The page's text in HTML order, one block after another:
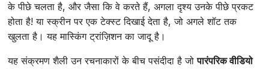
के पीछे चलता है, और जैसा कि वे करते हैं, अगला दृश्य उनके पीछे प्रकट
होता है! या स्क्रीन पर एक टेक्स्ट दिखाई देता है, जो अगले शॉट तक
खुलता है। यह मास्किंग ट्रांज़िशन का जादू है।
यह संक्रमण शैली उन रचनाकारों के बीच पसंदीदा है जोपारंपरिक वीडियो